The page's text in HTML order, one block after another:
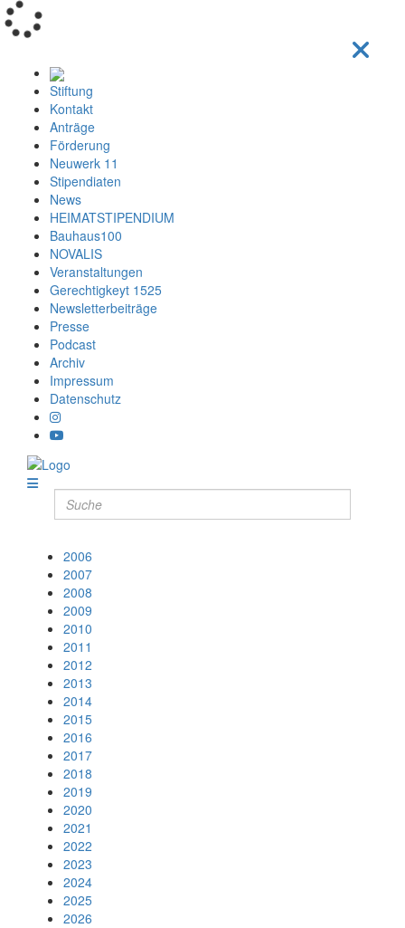
Stiftung
Kontakt
Anträge
Förderung
Neuwerk 11
Stipendiaten
News
HEIMATSTIPENDIUM
Bauhaus100
NOVALIS
Veranstaltungen
Gerechtigkeyt 1525
Newsletterbeiträge
Presse
Podcast
Archiv
Impressum
Datenschutz
2006
2007
2008
2009
2010
2011
2012
2013
2014
2015
2016
2017
2018
2019
2020
2021
2022
2023
2024
2025
2026